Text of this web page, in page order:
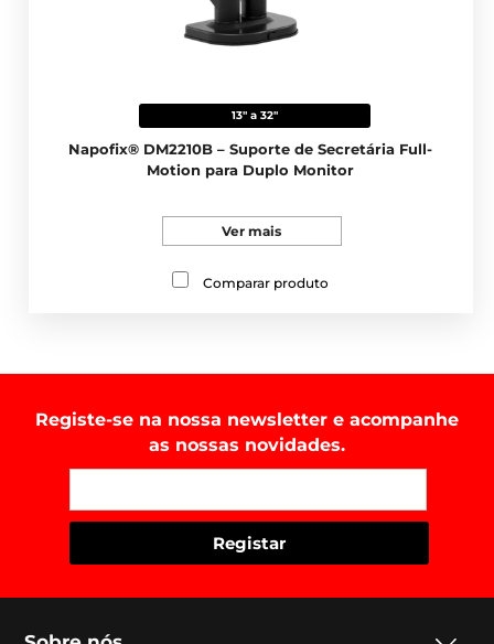
13" a 32"
Napofix® DM2210B – Suporte de Secretária Full-
Motion para Duplo Monitor
Ver mais
Comparar produto
Registe-se na nossa newsletter e acompanhe
as nossas novidades.